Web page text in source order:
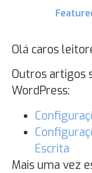
Olá caros
Outros artigos
WordPress:
Escrita
Mais uma vez